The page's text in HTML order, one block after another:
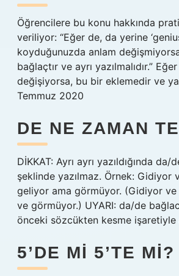
Öğrencilere bu konu hakkında
veriliyor: “Eğer de, da yerine
koyduğunuzda anlam
bağlaçtır ve ayrı yazılmalıdır.”
değişiyorsa, bu bir eklemedir ve
Temmuz 2020
DE NE ZAMAN
DİKKAT: Ayrı ayrı yazıldığında
şeklinde yazılmaz. Örnek: Gidiyor
geliyor ama görmüyor. (Gidiyor
ve görmüyor.) UYARI: da/de
önceki sözcükten kesme işaretiyle
5’DE MI 5’TE MI?